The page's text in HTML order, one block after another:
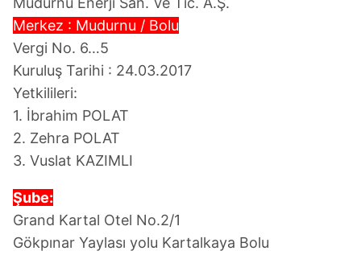
Merkez : Mudurnu / Bolu
Vergi No. 6…5
Kuruluş Tarihi : 24.03.2017
Yetkilileri:
1. İbrahim POLAT
2. Zehra POLAT
3. Vuslat KAZIMLI
Şube:
Grand Kartal Otel No.2/1
Gökpınar Yaylası yolu Kartalkaya Bolu